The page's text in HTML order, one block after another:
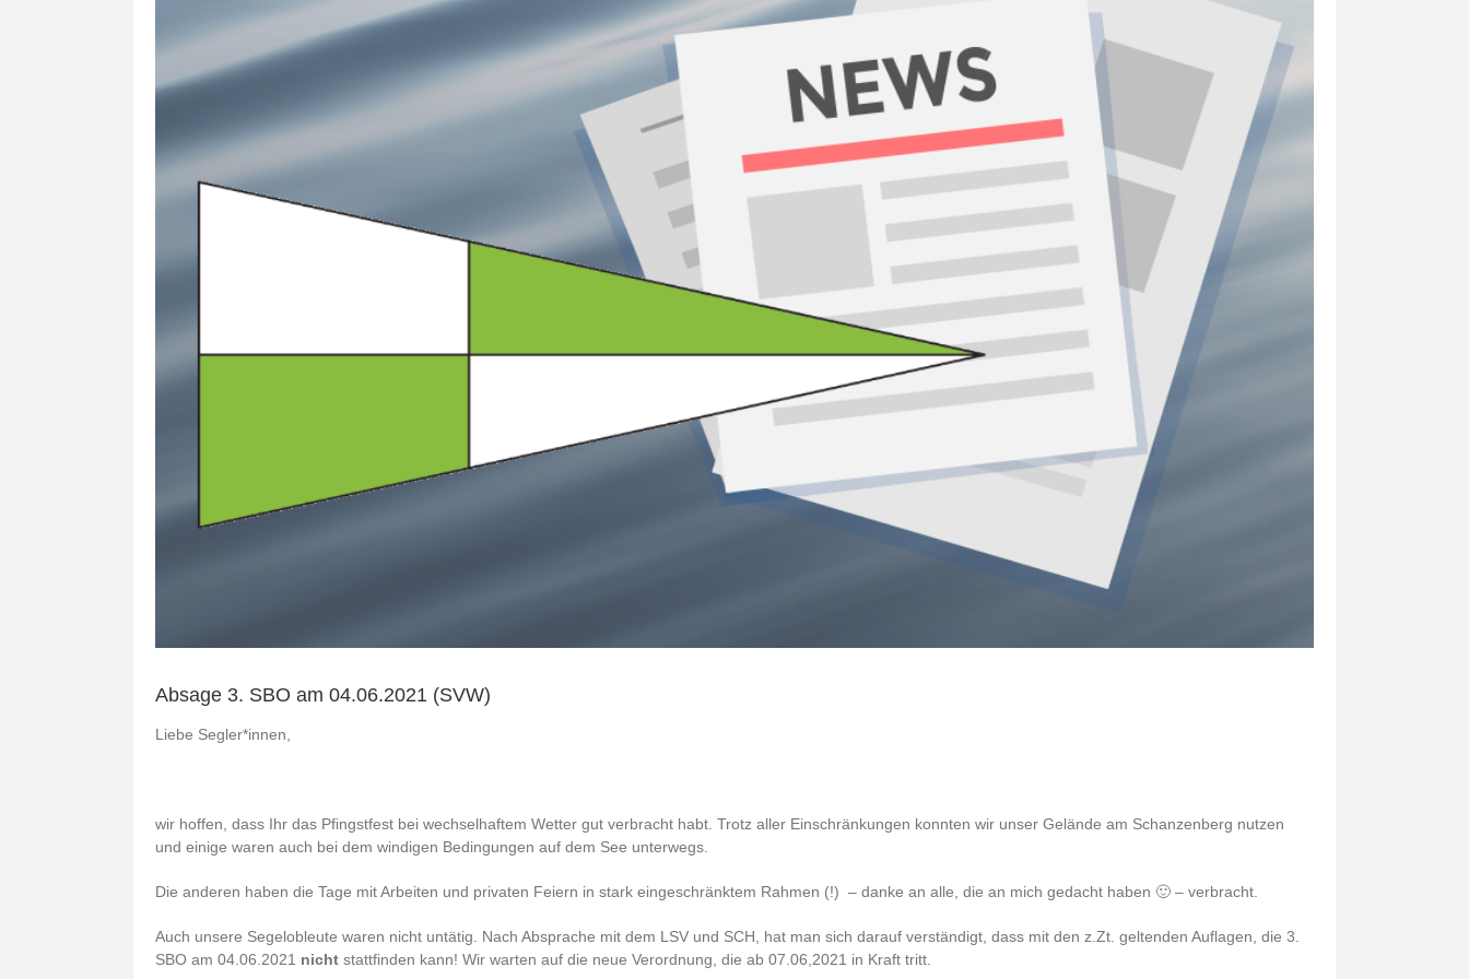
Absage 3. SBO am 04.06.2021 (SVW)
Liebe Segler*innen,
wir hoffen, dass Ihr das Pfingstfest bei wechselhaftem Wetter gut verbracht habt. Trotz aller Einschränkungen konnten wir unser Gelände am Schanzenberg nutzen
und einige waren auch bei dem windigen Bedingungen auf dem See unterwegs.
Die anderen haben die Tage mit Arbeiten und privaten Feiern in stark eingeschränktem Rahmen (!) – danke an alle, die an mich gedacht haben 🙂 – verbracht.
Auch unsere Segelobleute waren nicht untätig. Nach Absprache mit dem LSV und SCH, hat man sich darauf verständigt, dass mit den z.Zt. geltenden Auflagen, die 3.
SBO am 04.06.2021 nicht stattfinden kann! Wir warten auf die neue Verordnung, die ab 07.06,2021 in Kraft tritt.